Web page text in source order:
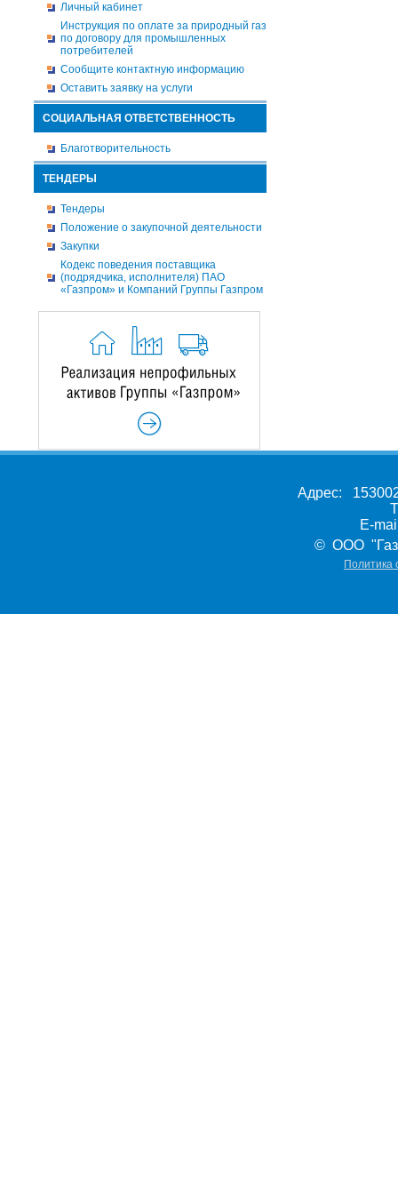
Личный кабинет
Инструкция по оплате за природный газ
по договору для промышленных
потребителей
Сообщите контактную информацию
Оставить заявку на услуги
СОЦИАЛЬНАЯ ОТВЕТСТВЕННОСТЬ
Благотворительность
ТЕНДЕРЫ
Тендеры
Положение о закупочной деятельности
Закупки
Кодекс поведения поставщика
(подрядчика, исполнителя) ПАО
«Газпром» и Компаний Группы Газпром
Адрес:
E-
© ООО
Политика